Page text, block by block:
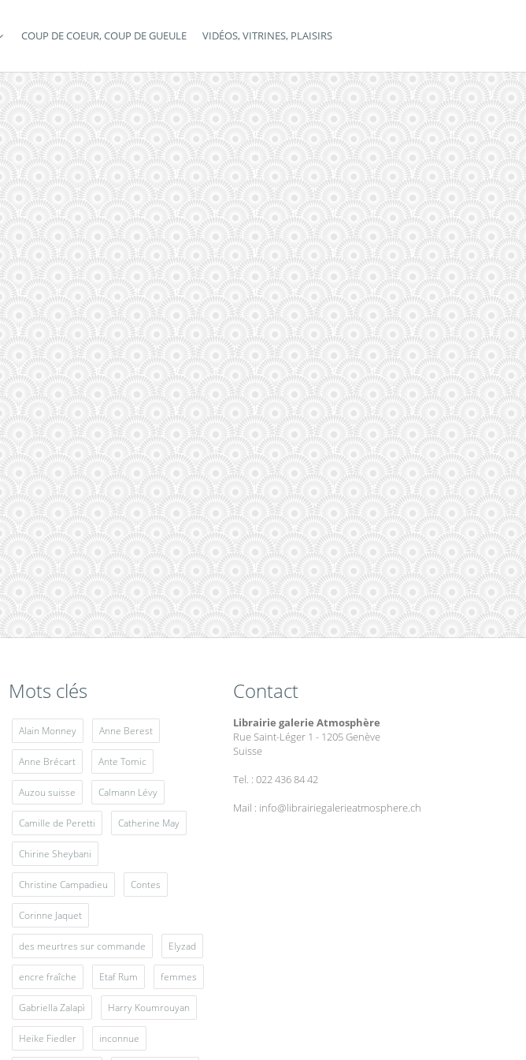
COUP DE COEUR, COUP DE GUEULE VIDÉOS, VITRINES, PLAISIRS
Mots clés
Alain Monney Anne Berest
Anne Brécart Ante Tomic
Auzou suisse Calmann Lévy
Camille de Peretti Catherine May
Chirine Sheybani
Christine Campadieu Contes
Corinne Jaquet
des meurtres sur commande Elyzad
encre fraîche Etaf Rum femmes
Gabriella Zalapì Harry Koumrouyan
Heike Fiedler inconnue
Contact
Librairie galerie Atmosphère
Rue Saint-Léger 1 - 1205 Genève
Suisse
Tel. : 022 436 84 42
Mail : info@librairiegalerieatmosphere.ch